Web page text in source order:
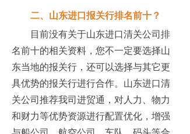
二、山东进口报关行排名前十？
目前没有关于山东进口清关公司排
名前十的相关资料，您不一定要选择山
东当地的报关行，还可以选择与其它更
具优势的报关行进行合作。山东进口清
关公司推荐我司进贸通，对人力、物力
和财力等优势资源进行配置优化，增强